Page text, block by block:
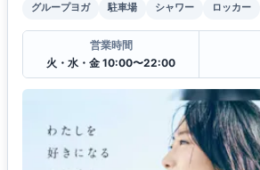
グループヨガ
駐車場 シャワー ロッカー
営業時間
火・水・金 10:00〜22:00